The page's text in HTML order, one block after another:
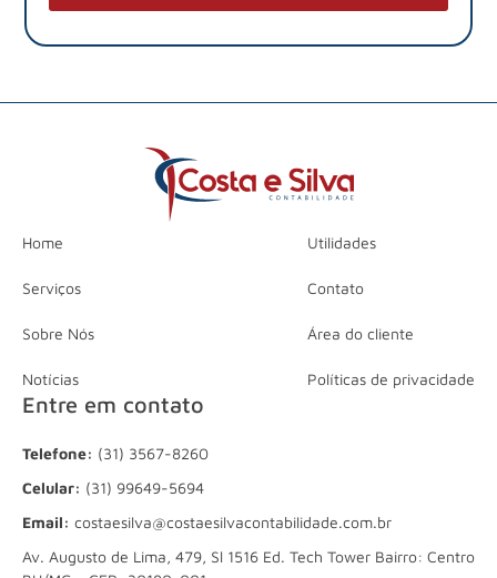
Home
Serviços
Sobre Nós
Notícias
Utilidades
Contato
Área do cliente
Políticas de privacidade
Entre em contato
Telefone: (31) 3567-8260
Celular: (31) 99649-5694
Email: costaesilva@costaesilvacontabilidade.com.br
Av. Augusto de Lima, 479, Sl 1516 Ed. Tech Tower Bairro: Centro